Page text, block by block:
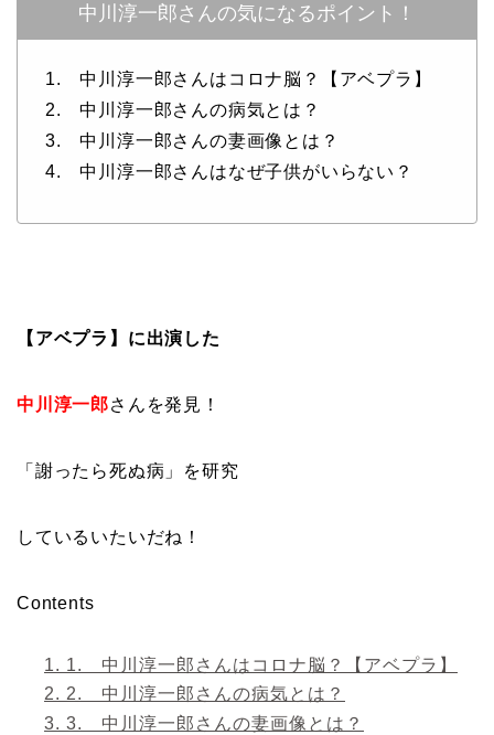
中川淳一郎さんの気になるポイント！
1. 中川淳一郎さんはコロナ脳？【アベプラ】
2. 中川淳一郎さんの病気とは？
3. 中川淳一郎さんの妻画像とは？
4. 中川淳一郎さんはなぜ子供がいらない？
【アベプラ】に出演した
中川淳一郎さんを発見！
「謝ったら死ぬ病」を研究
しているいたいだね！
Contents
1. 1. 中川淳一郎さんはコロナ脳？【アベプラ】
2. 2. 中川淳一郎さんの病気とは？
3. 3. 中川淳一郎さんの妻画像とは？